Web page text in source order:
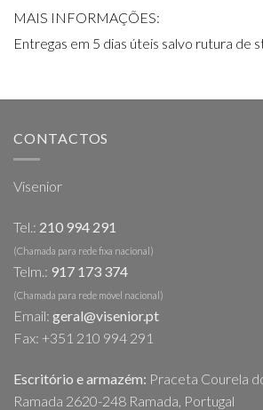
MAIS INFORMAÇÕES:
Entregas em 5 dias úteis salvo rutura de
CONTACTOS
Visenior
Tel.: 210 994 291
(Chamada para rede fixa nacional)
Telm.: 917 173 374
(Chamada para rede móvel nacional)
Email: geral@visenior.pt
Fax: +351 210 994 291
Escritório e armazém: Praceta Courela
Ramada 2620-248 Ramada, Portugal